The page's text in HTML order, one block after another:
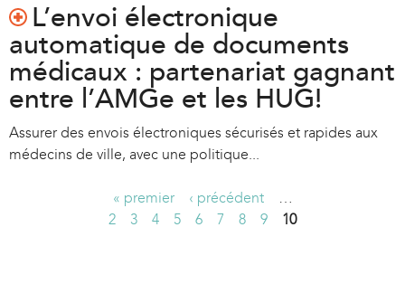
L’envoi électronique
automatique de documents
médicaux : partenariat gagnant
entre l’AMGe et les HUG!
Assurer des envois électroniques sécurisés et rapides aux
médecins de ville, avec une politique...
« premier ‹ précédent
…
2
3 4 5 6 7 8 9 10